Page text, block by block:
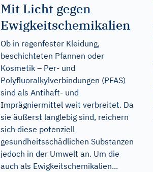
Mit Licht gegen
Ewigkeitschemikalien
Ob in regenfester Kleidung,
beschichteten Pfannen oder
Kosmetik – Per- und
Polyfluoralkylverbindungen (PFAS)
sind als Antihaft- und
Imprägniermittel weit verbreitet. Da
sie äußerst langlebig sind, reichern
sich diese potenziell
gesundheitsschädlichen Substanzen
jedoch in der Umwelt an. Um die
auch als Ewigkeitschemikalien...